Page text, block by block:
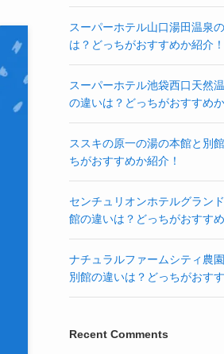
スーパーホテル山口湯田温泉
は？どっちがおすすめか紹介！
スーパーホテル池袋西口天然
の違いは？どっちがおすすめか
ススキの原一の湯の本館と別
ちがおすすめか紹介！
センチュリオンホテルグラン
館の違いは？どっちがおすすめ
ナチュラルファームシティ農
別館の違いは？どっちがおす
Recent Comments